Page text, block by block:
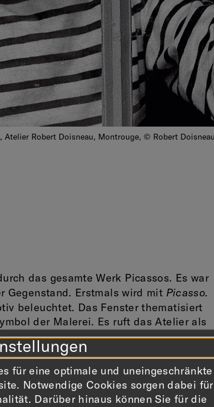
Atelier Robert Doisneau, Montrouge, © Robert
das gesamte Werk Picassos. Es war
Gegenstand. Erstmals wird mit Picasso.
beleuchtet. Das Fenster thematisiert
der Malerei. Es ruft das Atelier als
Maler die Welt vor Augen führt. Es
Innen und Außen. Das Fenster
Beziehungen ebenso wie die
Malerei und Skulptur. Es steht
das Selbstbildnis.
für eine optimale und uneingeschränkte
Notwendige Cookies sorgen dabei
Darüber hinaus können Sie für die